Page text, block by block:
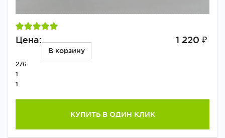
Цена: 1 220 ₽
В корзину
276
1
1
КУПИТЬ В ОДИН КЛИК